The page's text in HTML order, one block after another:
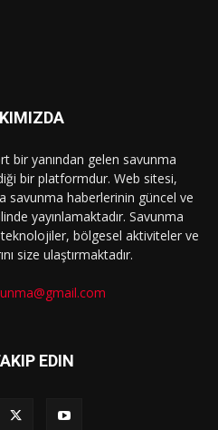
bir yanından gelen savunma
bir platformdur. Web sitesi,
savunma haberlerinin güncel ve
yayınlamaktadır. Savunma
bölgesel aktiviteler ve
size ulaştırmaktadır.
EDIN